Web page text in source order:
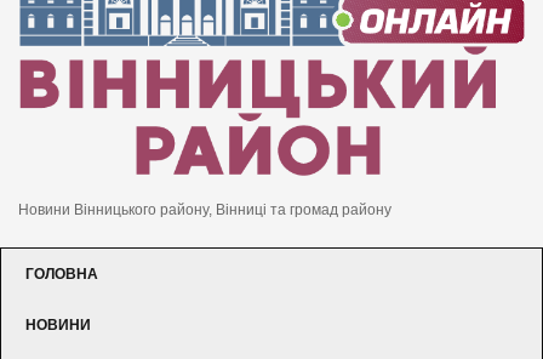
Новини Вінницького району, Вінниці та громад району
ГОЛОВНА
НОВИНИ